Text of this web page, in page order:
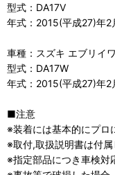
型式：DA17V
年式：2015(平成27)年2
車種：スズキ エブリイ
型式：DA17W
年式：2015(平成27)年2
■注意
※装着には基本的にプロ
※取付,取扱説明書は付属
※指定部品につき車検対